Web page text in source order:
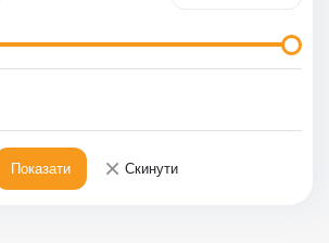
Показати × Скинути